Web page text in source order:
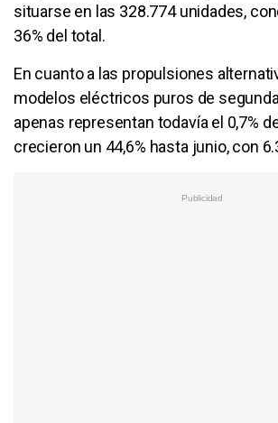
situarse en las 328.774 unidades,
36% del total.
En cuanto a las propulsiones
modelos eléctricos puros de
apenas representan todavía el 0,7%
crecieron un 44,6% hasta junio, con